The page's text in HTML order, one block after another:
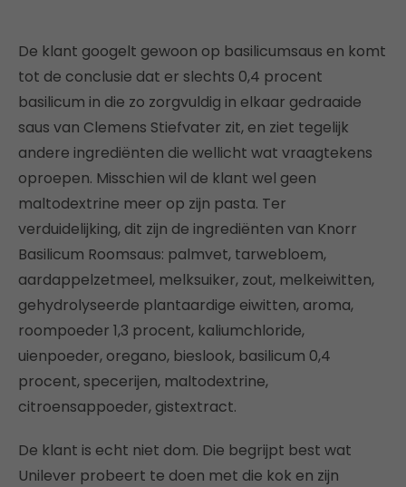
De klant googelt gewoon op basilicumsaus en komt
tot de conclusie dat er slechts 0,4 procent
basilicum in die zo zorgvuldig in elkaar gedraaide
saus van Clemens Stiefvater zit, en ziet tegelijk
andere ingrediënten die wellicht wat vraagtekens
oproepen. Misschien wil de klant wel geen
maltodextrine meer op zijn pasta. Ter
verduidelijking, dit zijn de ingrediënten van Knorr
Basilicum Roomsaus: palmvet, tarwebloem,
aardappelzetmeel, melksuiker, zout, melkeiwitten,
gehydrolyseerde plantaardige eiwitten, aroma,
roompoeder 1,3 procent, kaliumchloride,
uienpoeder, oregano, bieslook, basilicum 0,4
procent, specerijen, maltodextrine,
citroensappoeder, gistextract.
De klant is echt niet dom. Die begrijpt best wat
Unilever probeert te doen met die kok en zijn